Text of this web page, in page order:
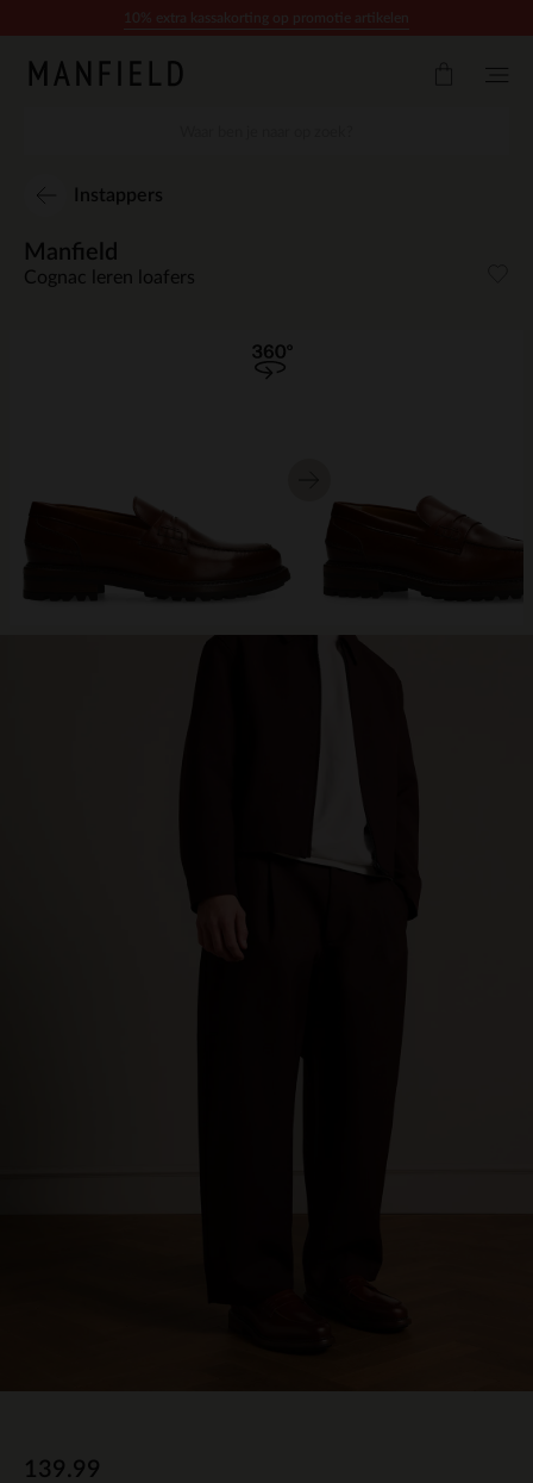
Instappers
Manfield
Cognac leren loafers
139.99